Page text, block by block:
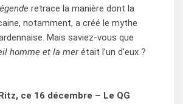
retrace la manière dont la
notamment, a créé le mythe
Mais saviez-vous que
homme et la merétait l’un d’eux ?
ce 16 décembre – Le QG